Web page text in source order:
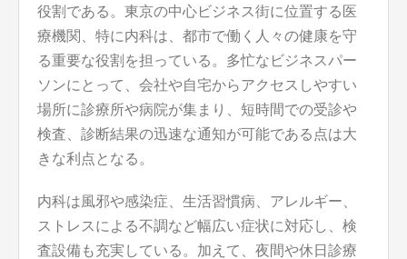
役割である。東京の中心ビジネス街に位置する医
療機関、特に内科は、都市で働く人々の健康を守
る重要な役割を担っている。多忙なビジネスパー
ソンにとって、会社や自宅からアクセスしやすい
場所に診療所や病院が集まり、短時間での受診や
検査、診断結果の迅速な通知が可能である点は大
きな利点となる。
内科は風邪や感染症、生活習慣病、アレルギー、
ストレスによる不調など幅広い症状に対応し、検
査設備も充実している。加えて、夜間や休日診療